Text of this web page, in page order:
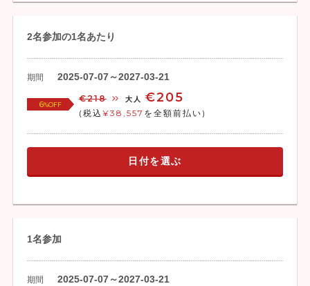
2名参加の1名あたり
期間 2025-07-07～2027-03-21
6%OFF
€218 大人 €205
(税込 ¥38,557 を全額前払い)
日付を選ぶ
1名参加
期間 2025-07-07～2027-03-21